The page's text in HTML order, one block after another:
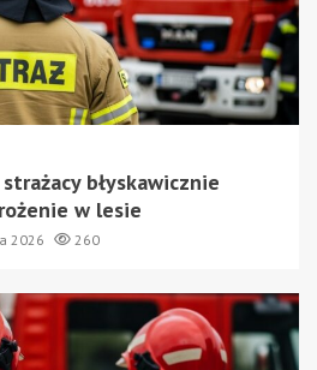
błyskawicznie
w lesie
2026 260